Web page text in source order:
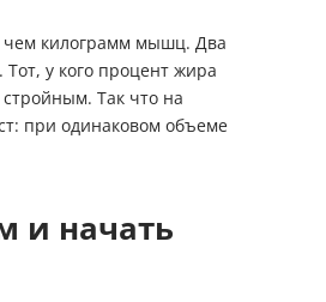
чем килограмм мышц. Два
у кого процент жира
Так что на
при одинаковом объеме
и начать